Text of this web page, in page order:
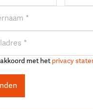
met het privacy